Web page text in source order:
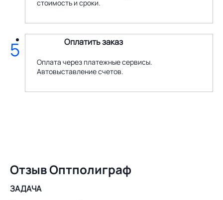
стоимость и сроки.
Оплатить заказ
Оплата через платежные сервисы.
Автовыставление счетов.
5
Отзыв Оптполиграф
ЗАДАЧА